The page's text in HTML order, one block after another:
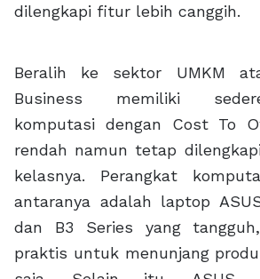
dilengkapi fitur lebih canggih.
Beralih ke sektor UMKM
Business memiliki
komputasi dengan Cost To
rendah namun tetap
kelasnya. Perangkat
antaranya adalah laptop
dan B3 Series yang
praktis untuk menunjang